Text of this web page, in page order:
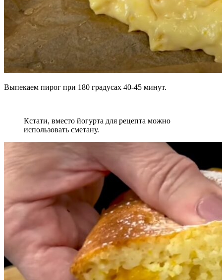
Выпекаем пирог при 180 градусах 40-45 минут.
Кстати, вместо йогурта для рецепта можно
использовать сметану.